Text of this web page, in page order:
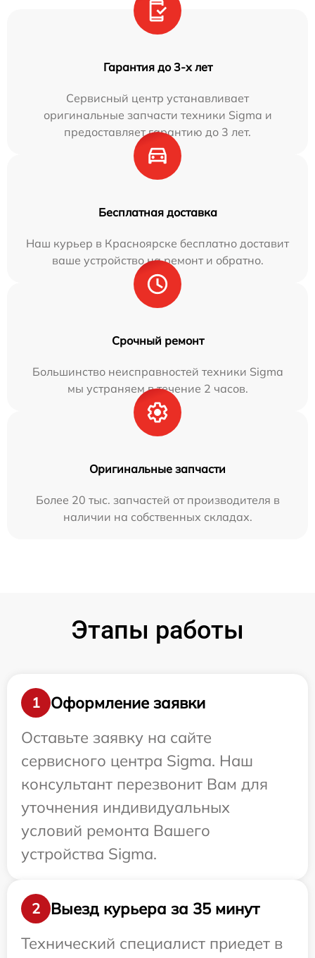
Гарантия до 3-х лет
Сервисный центр устанавливает
оригинальные запчасти техники Sigma и
предоставляет гарантию до 3 лет.
Бесплатная доставка
Наш курьер в Красноярске бесплатно доставит
ваше устройство на ремонт и обратно.
Срочный ремонт
Большинство неисправностей техники Sigma
мы устраняем в течение 2 часов.
Оригинальные запчасти
Более 20 тыс. запчастей от производителя в
наличии на собственных складах.
Этапы работы
1
Оформление заявки
Оставьте заявку на сайте
сервисного центра Sigma. Наш
консультант перезвонит Вам для
уточнения индивидуальных
условий ремонта Вашего
устройства Sigma.
2
Выезд курьера за 35 минут
Технический специалист приедет в